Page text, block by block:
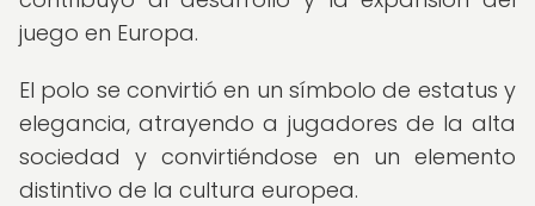
juego en Europa.
El polo se convirtió en un símbolo de estatus y
elegancia, atrayendo a jugadores de la alta
sociedad y convirtiéndose en un elemento
distintivo de la cultura europea.